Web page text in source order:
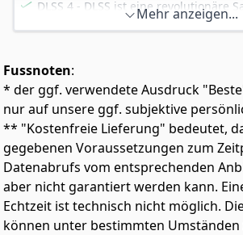
DLSS 4 - DLSS ist eine revolutionäre
neuronaler Rendering-Technologien,
GDDR7 - GDDR7 ist die nächste
Grafikspeicher, die höhere
verbesserte Energieeffizienz bietet.
SHADOW Serie - Die MSI SHADOW
Leistung ausgerichtetes Design, um
Gaming-Erlebnis zu bieten. Sie ist die
wenn du dein System aufrüsten oder
zusammenstellen möchtest.
Empfohlen wird ein Netzteil mit min.
aktuellsten Treiber zu installieren.
Mehr anzeigen...
Fussnoten:
* der ggf. verwendete Ausdruck
nur auf unsere ggf. subjektive
** "Kostenfreie Lieferung" bedeutet,
gegebenen Voraussetzungen zum
Datenabrufs vom entsprechenden
aber nicht garantiert werden kann.
Echtzeit ist technisch nicht möglich.
können unter bestimmten